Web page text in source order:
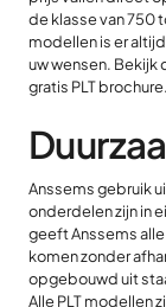
de klasse van 750
modellen is er
uw wensen. Bekijk
gratis PLT brochure.
Anssems gebruik
onderdelen zijn in
geeft Anssems
komen zonder
opgebouwd uit
Alle PLT modellen